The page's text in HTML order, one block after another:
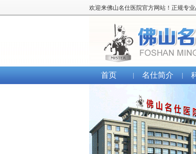
欢迎来佛山名仕医院官方网站！正规专
首页 名仕简介